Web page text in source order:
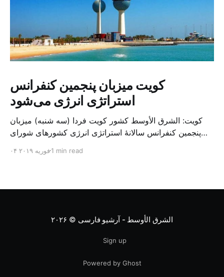
کویت میزبان پنجمین کنفرانس
استراتژی انرژی می‌شود
کویت: الشرق الأوسط کشور کویت فردا (سه شنبه) میزبان
پنجمین کنفرانس سالانهٔ استراتژی انرژی کشورهای شورای
متخصص از شرکت‌های جهانی نفت و گاز در این کنفرانس
۰۴ فوریه ۲۰۱۹1 min read
الشرق الأوسط - آرشیو فارسی © ۲۰۲۶
Sign up
Powered by Ghost